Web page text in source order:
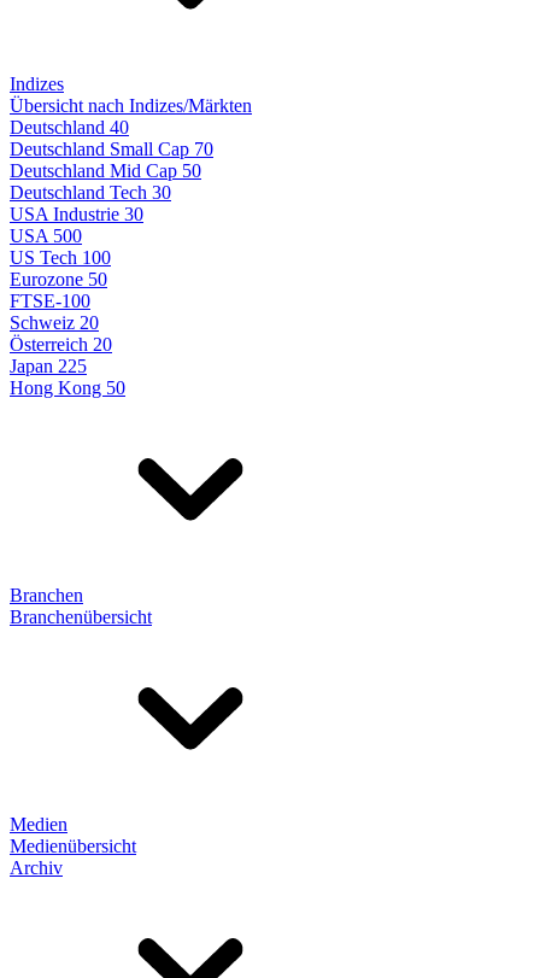
Indizes
Übersicht nach Indizes/Märkten
Deutschland 40
Deutschland Small Cap 70
Deutschland Mid Cap 50
Deutschland Tech 30
USA Industrie 30
USA 500
US Tech 100
Eurozone 50
FTSE-100
Schweiz 20
Österreich 20
Japan 225
Hong Kong 50
Branchen
Branchenübersicht
Medien
Medienübersicht
Archiv